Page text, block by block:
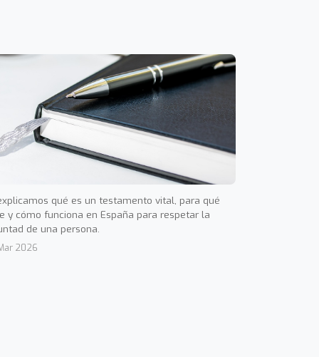
qué es un testamento vital, para qué
y cómo funciona en España para respetar la
de una persona.
2026